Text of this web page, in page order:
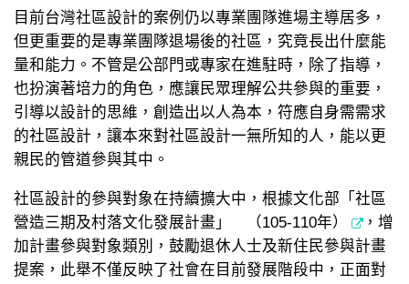
目前台灣社區設計的案例仍以專業團隊進場主導居多，
但更重要的是專業團隊退場後的社區，究竟長出什麼能
量和能力。不管是公部門或專家在進駐時，除了指導，
也扮演著培力的角色，應讓民眾理解公共參與的重要，
引導以設計的思維，創造出以人為本，符應自身需需求
的社區設計，讓本來對社區設計一無所知的人，能以更
親民的管道參與其中。
社區設計的參與對象在持續擴大中，根據文化部「社區
營造三期及村落文化發展計畫」 （105-110年）
，增
加計畫參與對象類別，鼓勵退休人士及新住民參與計畫
提案，此舉不僅反映了社會在目前發展階段中，正面對